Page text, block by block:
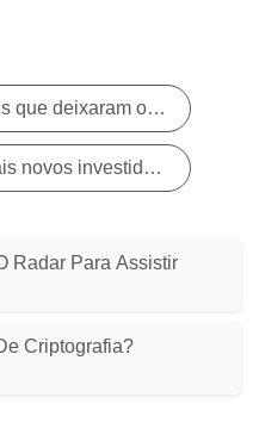
5 criptas imparáveis ​​que deixaram o Ethereum na poeira
3 razões pelas quais novos investidores em criptografia perseguem moedas de meme, como Dogecoin e Shiba Inu
Radar Para Assistir
Criptografia?